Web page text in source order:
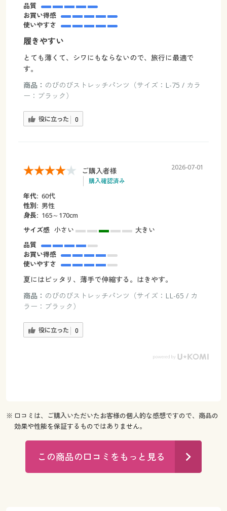
品質
お買い得感
使いやすさ
履きやすい
とても薄くて、シワにもならないので、旅行に最適で
す。
商品： のびのびストレッチパンツ（サイズ：L-75 / カラ
ー：ブラック）
役に立った 0
ご購入者様
購入確認済み
2026-07-01
年代: 60代
性別: 男性
身長: 165～170cm
サイズ感 小さい
大きい
品質
お買い得感
使いやすさ
夏にはピッタリ、薄手で伸縮する。はきやす。
商品： のびのびストレッチパンツ（サイズ：LL-65 / カ
ラー：ブラック）
役に立った 0
※ 口コミは、ご購入いただいたお客様の個人的な感想ですので、商品の
効果や性能を保証するものではありません。
この商品の口コミをもっと見る